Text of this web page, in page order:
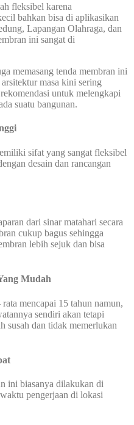
fleksibel karena
bahkan bisa di aplikasikan
Lapangan Olahraga, dan
ini sangat di
memasang tenda membran ini
masa kini sering
untuk melengkapi
suatu bangunan.
sifat yang sangat fleksibel
desain dan rancangan
dari sinar matahari secara
cukup bagus sehingga
lebih sejuk dan bisa
Mudah
mencapai 15 tahun namun,
sendiri akan tetapi
susah dan tidak memerlukan
ini biasanya dilakukan di
pengerjaan di lokasi